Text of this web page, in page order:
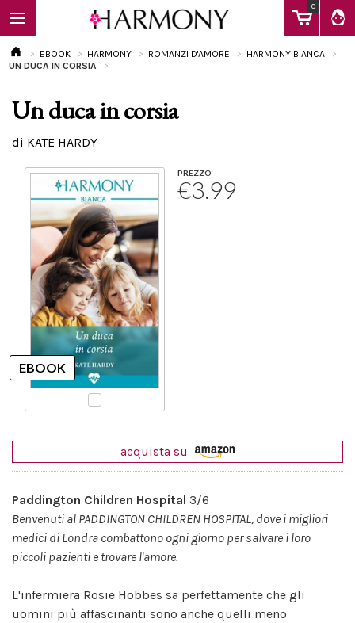
0
EBOOK
Calendario
EBOOK HARMONY ROMANZI D'AMORE
HARMONY BIANCA
UN DUCA IN CORSIA
Un duca in corsia
di KATE HARDY
PREZZO
€3.99
acquista su
Paddington Children Hospital 3/6
Benvenuti al PADDINGTON CHILDREN HOSPITAL, dove i migliori
medici di Londra combattono ogni giorno per salvare i loro
piccoli pazienti e trovare l'amore.
L'infermiera Rosie Hobbes sa perfettamente che gli
uomini più affascinanti sono anche quelli meno